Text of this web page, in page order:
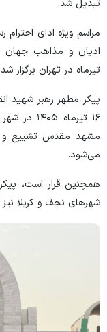
تبدیل شد.
مراسم ویژه ادای
تیرماه در تهران برگزار
پیکر مطهر رهبر شهید
مشهد مقدس تشییع و
می‌شود.
شهر‌های نجف و کربلا